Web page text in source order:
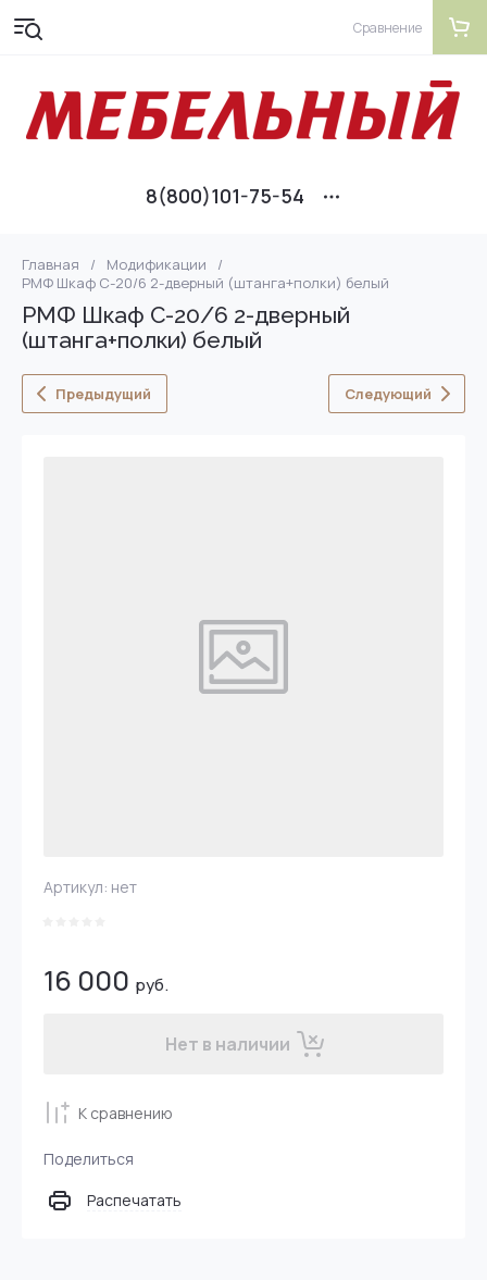
8(800)101-75-54
Сравнение
Главная / Модификации
/
РМФ Шкаф С-20/6 2-дверный (штанга+полки) белый
РМФ Шкаф С-20/6 2-дверный
(штанга+полки) белый
Предыдущий Следующий
Артикул: нет
16 000 руб.
Нет в наличии
К сравнению
Поделиться
Распечатать